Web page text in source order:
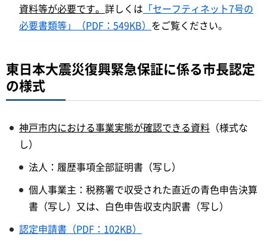
資料等が必要です。 詳しくは 「セーフティネット7号の
必要書類等」（PDF：549KB） をご覧ください。
東日本大震災復興緊急保証に係る市長認定
の様式
神戸市内における事業実態が確認できる資料 （様式な
し）
法人：履歴事項全部証明書（写し）
個人事業主：税務署で収受された直近の青色申告決算
書（写し）又は、白色申告収支内訳書（写し）
認定申請書（PDF：102KB）